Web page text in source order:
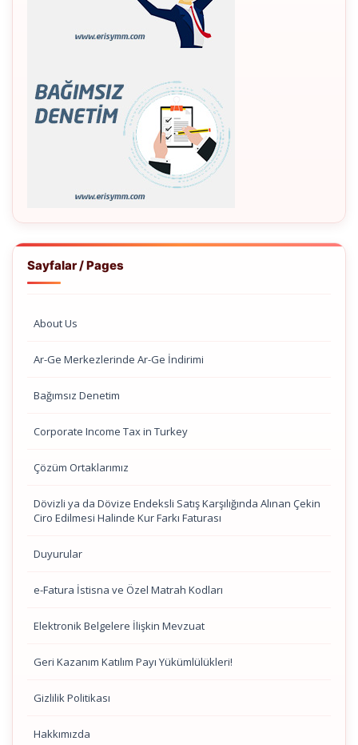
Sayfalar / Pages
About Us
Ar-Ge Merkezlerinde Ar-Ge İndirimi
Bağımsız Denetim
Corporate Income Tax in Turkey
Çözüm Ortaklarımız
Dövizli ya da Dövize Endeksli Satış Karşılığında Alınan Çekin
Ciro Edilmesi Halinde Kur Farkı Faturası
Duyurular
e-Fatura İstisna ve Özel Matrah Kodları
Elektronik Belgelere İlişkin Mevzuat
Geri Kazanım Katılım Payı Yükümlülükleri!
Gizlilik Politikası
Hakkımızda